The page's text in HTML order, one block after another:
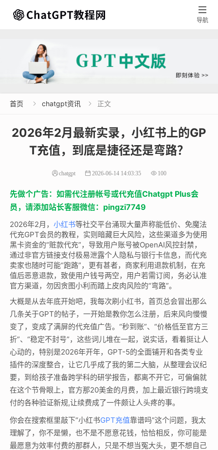

导航
首页  chatgpt资讯  正文
2026年2月最新实录，小红书上的GP
T充值，到底是捷径还是弯路？
chatgpt 2026-06-14 14:03:35 100
先做个广告：如需代注册帐号或代充值Chatgpt Plus会
员，请添加站长客服微信：pingzi7749
2026年2月， 小红书等社交平台涌现大量声称能低价、免魔法
代充GPT会员的教程，实则暗藏巨大风险，这些渠道多为使用
黑卡资金的“赃款代充”，导致用户账号被OpenAI风控封禁，
通过非官方链接支付极易泄露个人隐私与银行卡信息，而代充
卖家也随时可能“跑路”，更有甚者，商家利用退款机制，在充
值后恶意退款，致使用户钱号两空，用户若需订阅，务必认准
官方渠道，勿因贪图小利而踏上皮肉风险的“弯路”。
大概是从去年底开始吧，我每次刷小红书，首页总会冒出那么
几条关于GPT的帖子，一开始是教你怎么注册，后来风向慢慢
变了，变成了满屏的代充值广告。“秒到账”、“价格低至官方三
折”、“稳定不封号”，这些词儿堆在一起，说实话，看着挺让人
心动的，特别是2026年开年，GPT-5的全面铺开和各类专业
插件的深度整合，让它几乎成了我的第二大脑，从整理会议纪
要，到给孩子准备跨学科的研学报告，都离不开它，可偏偏就
在这个节骨眼上，官方那20美金的月费，加上最近银行跨境支
付的各种验证新规,让续费成了一件颇让人头疼的事。
你会在搜索框里敲下“小红书GPT充值靠谱吗”这个问题，我太
理解了，你不是懒，也不是不愿意花钱，恰恰相反，你可能是
最愿意为效率付费的那群人，只是不想当冤大头，更不想自己